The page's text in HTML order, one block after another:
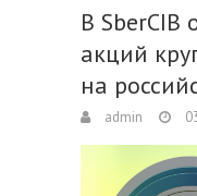
В SberCIB
акций
на
admin